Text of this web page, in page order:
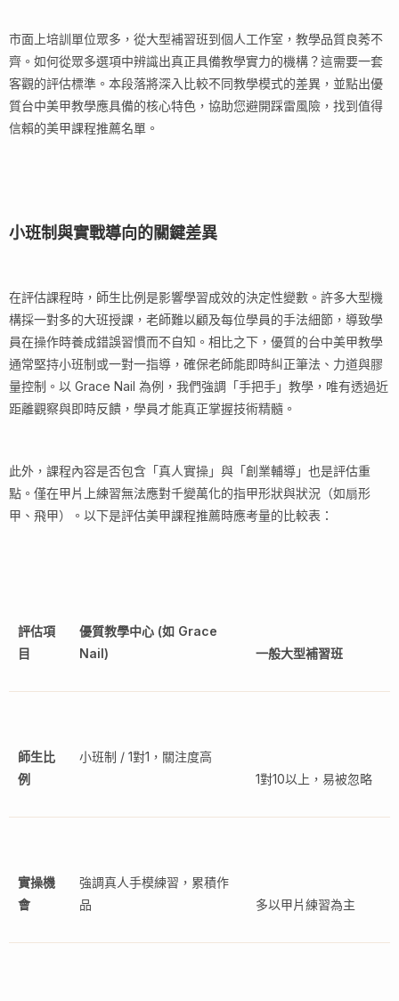
市面上培訓單位眾多，從大型補習班到個人工作室，教學品質良莠不
齊。如何從眾多選項中辨識出真正具備教學實力的機構？這需要一套
客觀的評估標準。本段落將深入比較不同教學模式的差異，並點出優
質台中美甲教學應具備的核心特色，協助您避開踩雷風險，找到值得
信賴的美甲課程推薦名單。
小班制與實戰導向的關鍵差異
在評估課程時，師生比例是影響學習成效的決定性變數。許多大型機
構採一對多的大班授課，老師難以顧及每位學員的手法細節，導致學
員在操作時養成錯誤習慣而不自知。相比之下，優質的台中美甲教學
通常堅持小班制或一對一指導，確保老師能即時糾正筆法、力道與膠
量控制。以 Grace Nail 為例，我們強調「手把手」教學，唯有透過近
距離觀察與即時反饋，學員才能真正掌握技術精髓。
此外，課程內容是否包含「真人實操」與「創業輔導」也是評估重
點。僅在甲片上練習無法應對千變萬化的指甲形狀與狀況（如扇形
甲、飛甲）。以下是評估美甲課程推薦時應考量的比較表：
評估項
目
優質教學中心 (如 Grace
Nail)
一般大型補習班
師生比
例
小班制 / 1對1，關注度高
1對10以上，易被忽略
實操機
會
強調真人手模練習，累積作
品
多以甲片練習為主